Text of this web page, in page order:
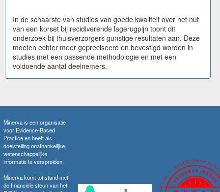
In de schaarste van studies van goede kwaliteit over het nut
van een korset bij recidiverende lagerugpijn toont dit
onderzoek bij thuisverzorgers gunstige resultaten aan. Deze
moeten echter meer gepreciseerd en bevestigd worden in
studies met een passende methodologie en met een
voldoende aantal deelnemers.
Minerva is een organisatie
voor Evidence-Based
Practice en heeft als
doelstelling onafhankelijke,
wetenschappelijke
informatie te verspreiden.
Minerva komt tot stand met
de financiële steun van het